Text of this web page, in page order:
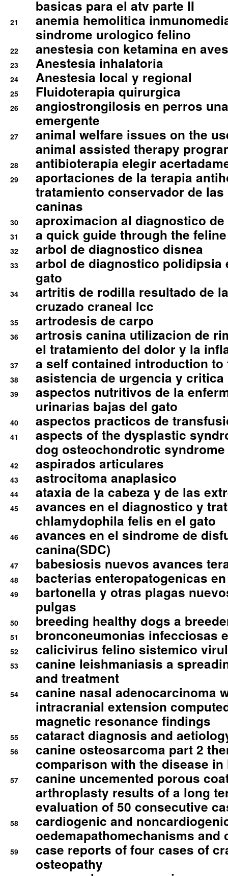
basicas para el atv parte II
21
anemia hemolitica
sindrome urologico felino
22 anestesia con ketamina en
23 Anestesia inhalatoria
24 Anestesia local y regional
25 Fluidoterapia quirurgica
26
angiostrongilosis en perros
emergente
27
animal welfare issues on the
animal assisted therapy
28 antibioterapia elegir
29
aportaciones de la terapia
tratamiento conservador de
caninas
30 aproximacion al diagnostico
31 a quick guide through the
32 arbol de diagnostico disnea
33
arbol de diagnostico polidipsia
gato
34
artritis de rodilla resultado de
cruzado craneal lcc
35 artrodesis de carpo
36
artrosis canina utilizacion de
el tratamiento del dolor y la
37 a self contained introduction
38 asistencia de urgencia y
39
aspectos nutritivos de la
urinarias bajas del gato
40 aspectos practicos de
41
aspects of the dysplastic
dog osteochondrotic syndrome
42 aspirados articulares
43 astrocitoma anaplasico
44 ataxia de la cabeza y de las
45
avances en el diagnostico y
chlamydophila felis en el gato
46
avances en el sindrome de
canina(SDC)
47 babesiosis nuevos avances
48 bacterias enteropatogenicas
49
bartonella y otras plagas
pulgas
50 breeding healthy dogs a
51 bronconeumonias infecciosas
52 calicivirus felino sistemico
53
canine leishmaniasis a
and treatment
54
canine nasal adenocarcinoma
intracranial extension
magnetic resonance findings
55 cataract diagnosis and
56
canine osteosarcoma part 2
comparison with the disease in
57
canine uncemented porous
arthroplasty results of a long
evaluation of 50 consecutive
58
cardiogenic and
oedemapathomechanisms and
59
case reports of four cases of
osteopathy